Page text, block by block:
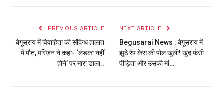
PREVIOUS ARTICLE
बेगूसराय में विवाहिता की संदिग्ध हालात
में मौत, परिजन ने कहा- ‘लड़का नहीं
होने’ पर मारा डाला..
NEXT ARTICLE
Begusarai News : बेगूसराय में
झूठे रेप केस की पोल खुली! खुद फंसी
पीड़िता और उसकी मां…